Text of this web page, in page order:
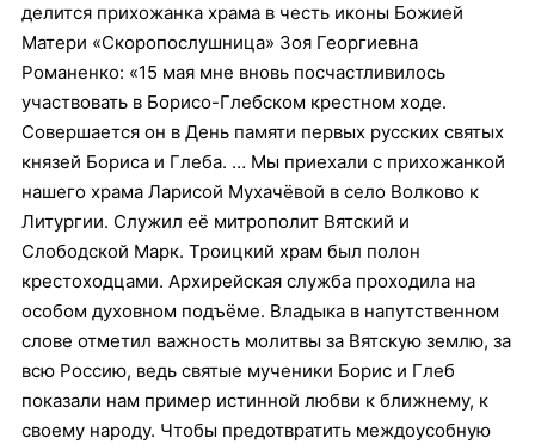
делится прихожанка храма в честь иконы Божией
Матери «Скоропослушница» Зоя Георгиевна
Романенко: «15 мая мне вновь посчастливилось
участвовать в Борисо-Глебском крестном ходе.
Совершается он в День памяти первых русских святых
князей Бориса и Глеба. … Мы приехали с прихожанкой
нашего храма Ларисой Мухачёвой в село Волково к
Литургии. Служил её митрополит Вятский и
Слободской Марк. Троицкий храм был полон
крестоходцами. Архирейская служба проходила на
особом духовном подъёме. Владыка в напутственном
слове отметил важность молитвы за Вятскую землю, за
всю Россию, ведь святые мученики Борис и Глеб
показали нам пример истинной любви к ближнему, к
своему народу. Чтобы предотвратить междоусобную